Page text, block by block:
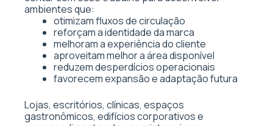
ambientes que:
otimizam fluxos de circulação
reforçam a identidade da marca
melhoram a experiência do cliente
aproveitam melhor a área disponível
reduzem desperdícios operacionais
favorecem expansão e adaptação futura
Lojas, escritórios, clínicas, espaços
gastronômicos, edifícios corporativos e